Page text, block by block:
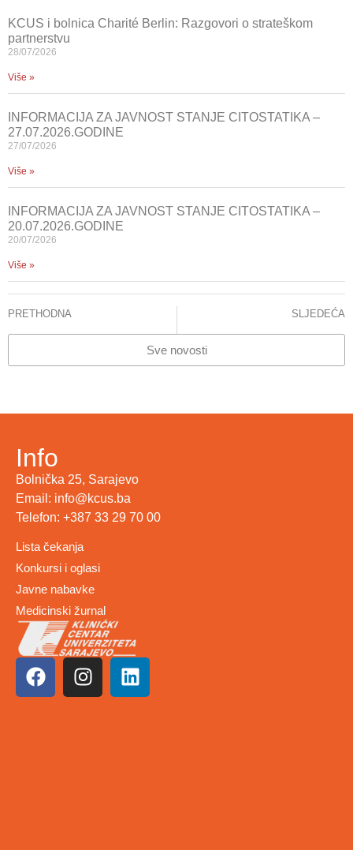
KCUS i bolnica Charité Berlin: Razgovori o strateškom
partnerstvu
28/07/2026
Više »
INFORMACIJA ZA JAVNOST STANJE CITOSTATIKA –
27.07.2026.GODINE
27/07/2026
Više »
INFORMACIJA ZA JAVNOST STANJE CITOSTATIKA –
20.07.2026.GODINE
20/07/2026
Više »
PRETHODNA SLJEDEĆA
Sve novosti
Info
Bolnička 25, Sarajevo
Email: info@kcus.ba
Telefon: +387 33 29 70 00
Lista čekanja
Konkursi i oglasi
Javne nabavke
Medicinski žurnal